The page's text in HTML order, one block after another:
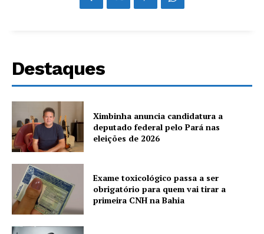
Destaques
Ximbinha anuncia candidatura a
deputado federal pelo Pará nas
eleições de 2026
Exame toxicológico passa a ser
obrigatório para quem vai tirar a
primeira CNH na Bahia